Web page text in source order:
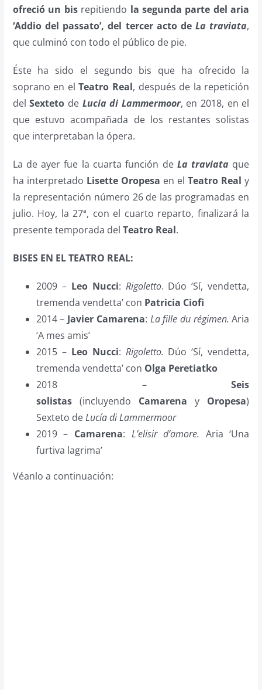
ofreció un bisrepitiendo la segunda parte del aria
‘Addio del passato’, del tercer acto deLa traviata,
que culminó con todo el público de pie.
Éste ha sido el segundo bis que ha ofrecido la
soprano en elTeatro Real, después de la repetición
delSexteto de Lucia di Lammermoor, en 2018, en el
que estuvo acompañada de los restantes solistas
que interpretaban la ópera.
La de ayer fue la cuarta función de La traviata que
ha interpretado Lisette Oropesa en elTeatro Real y
la representación número 26 de las programadas en
julio. Hoy, la 27ª, con el cuarto reparto, finalizará la
presente temporada del Teatro Real.
BISES EN EL TEATRO REAL:
2009 – Leo Nucci: Rigoletto. Dúo ‘Sí, vendetta,
tremenda vendetta’ con Patricia Ciofi
2014 – Javier Camarena: La fille du régimen.Aria
‘A mes amis’
2015 – Leo Nucci: Rigoletto. Dúo ‘Sí, vendetta,
tremenda vendetta’ con Olga Peretiatko
2018 –Seis
solistas(incluyendo Camarena y Oropesa)
Sexteto deLucía di Lammermoor
2019 – Camarena: L’elisir d’amore. Aria ‘Una
furtiva lagrima’
Véanlo a continuación: